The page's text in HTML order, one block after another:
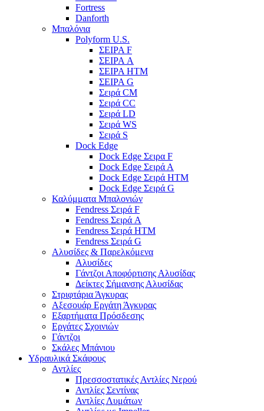
Fortress
Danforth
Μπαλόνια
Polyform U.S.
ΣΕΙΡΑ F
ΣΕΙΡΑ A
ΣΕΙΡΑ HTM
ΣΕΙΡΑ G
Σειρά CM
Σειρά CC
Σειρά LD
Σειρά WS
Σειρά S
Dock Edge
Dock Edge Σειρα F
Dock Edge Σειρά Α
Dock Edge Σειρά HTM
Dock Edge Σειρά G
Καλύμματα Μπαλονιών
Fendress Σειρά F
Fendress Σειρά A
Fendress Σειρά HTM
Fendress Σειρά G
Αλυσίδες & Παρελκόμενα
Αλυσίδες
Γάντζοι Αποφόρτισης Αλυσίδας
Δείκτες Σήμανσης Αλυσίδας
Στριφτάρια Άγκυρας
Αξεσουάρ Εργάτη Άγκυρας
Εξαρτήματα Πρόσδεσης
Εργάτες Σχοινιών
Γάντζοι
Σκάλες Μπάνιου
Υδραυλικά Σκάφους
Αντλίες
Πρεσσοστατικές Αντλίες Νερού
Αντλίες Σεντίνας
Αντλίες Λυμάτων